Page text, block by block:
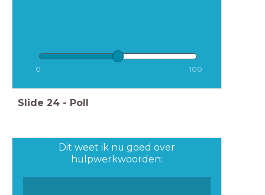
0 100
Slide 24 - Poll
Dit weet ik nu goed over
hulpwerkwoorden: